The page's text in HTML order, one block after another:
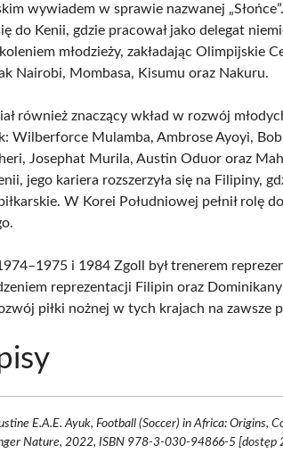
wywiadem w sprawie nazwanej
do Kenii, gdzie pracował jako delegat
młodzieży, zakładając Olimpijskie
Nairobi, Mombasa, Kisumu oraz Nakuru.
również znaczący wkład w rozwój
Wilberforce Mulamba, Ambrose Ayoyi,
Josephat Murila, Austin Oduor oraz
jego kariera rozszerzyła się na Filipiny,
W Korei Południowej pełnił rolę
i 1984 Zgoll był trenerem
reprezentacji Filipin oraz
piłki nożnej w tych krajach na zawsze
E.A.E. Ayuk, Football (Soccer) in Africa: Origins,
Nature, 2022, ISBN 978-3-030-94866-5 [dostęp